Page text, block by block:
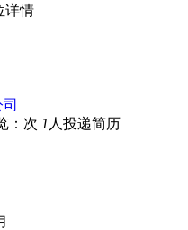
详情
： 次 1人投递简历